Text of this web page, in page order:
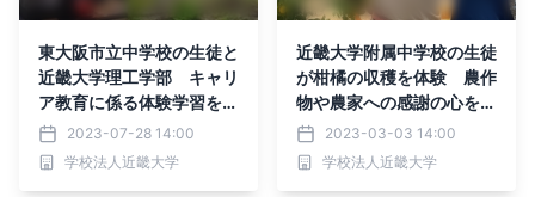
東大阪市立中学校の生徒と
近畿大学理工学部 キャリ
ア教育に係る体験学習を実
施
2023-07-28 14:00
学校法人近畿大学
近畿大学附属中学校の生徒
が柑橘の収穫を体験 農作
物や農家への感謝の心を育
む
2023-03-03 14:00
学校法人近畿大学